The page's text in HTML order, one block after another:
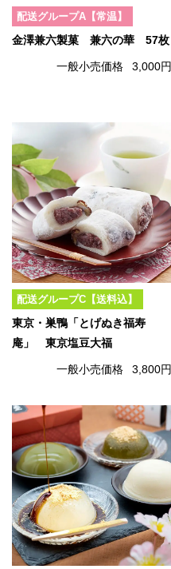
配送グループA【常温】
金澤兼六製菓 兼六の華 57枚
一般小売価格 3,000円
配送グループC【送料込】
東京・巣鴨「とげぬき福寿
庵」 東京塩豆大福
一般小売価格 3,800円